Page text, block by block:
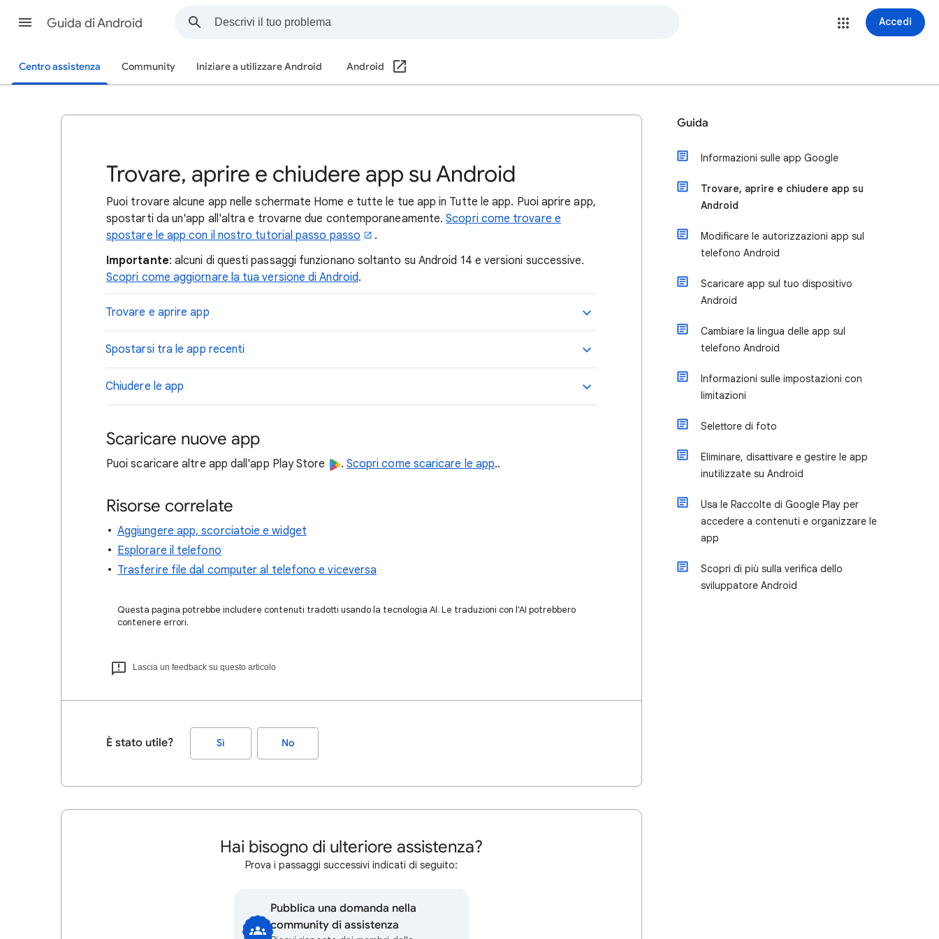
Guida di Android Accedi
Centro assistenza Community Iniziare a utilizzare Android Android
Trovare, aprire e chiudere app su Android
Puoi trovare alcune app nelle schermate Home e tutte le tue app in Tutte le app. Puoi aprire app,
spostarti da un'app all'altra e trovarne due contemporaneamente.Scopri come trovare e
spostare le app con il nostro tutorial passo passo
.
Importante: alcuni di questi passaggi funzionano soltanto su Android 14 e versioni successive.
Scopri come aggiornare la tua versione di Android.
Trovare e aprire app
Spostarsi tra le app recenti
Chiudere le app
Scaricare nuove app
Puoi scaricare altre app dall'app Play Store . Scopri come scaricare le app..
Risorse correlate
Aggiungere app, scorciatoie e widget
Esplorare il telefono
Trasferire file dal computer al telefono e viceversa
Questa pagina potrebbe includere contenuti tradotti usando la tecnologia AI. Le traduzioni con l'AI potrebbero
contenere errori.
Lascia un feedback su questo articolo
È stato utile? Sì No
Hai bisogno di ulteriore assistenza?
Prova i passaggi successivi indicati di seguito:
Pubblica una domanda nella
community di assistenza
Guida
Informazioni sulle app Google
Trovare, aprire e chiudere app su
Android
Modificare le autorizzazioni app sul
telefono Android
Scaricare app sul tuo dispositivo
Android
Cambiare la lingua delle app sul
telefono Android
Informazioni sulle impostazioni con
limitazioni
Selettore di foto
Eliminare, disattivare e gestire le app
inutilizzate su Android
Usa le Raccolte di Google Play per
accedere a contenuti e organizzare le
app
Scopri di più sulla verifica dello
sviluppatore Android